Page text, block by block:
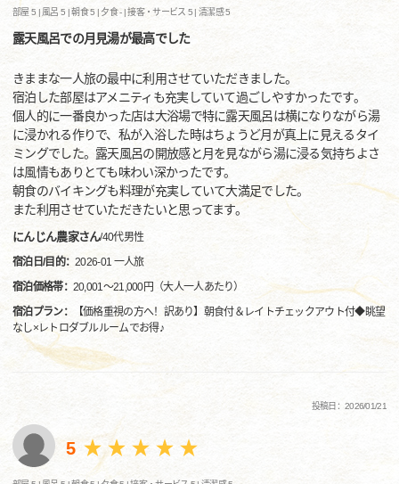
部屋 5 | 風呂 5 |朝食 5 | 夕食 - |接客・サービス 5 |清潔感 5
露天風呂での月見湯が最高でした
きままな一人旅の最中に利用させていただきました。
宿泊した部屋はアメニティも充実していて過ごしやすかったです。
個人的に一番良かった店は大浴場で特に露天風呂は横になりながら湯
に浸かれる作りで、私が入浴した時はちょうど月が真上に見えるタイ
ミングでした。露天風呂の開放感と月を見ながら湯に浸る気持ちよさ
は風情もありとても味わい深かったです。
朝食のバイキングも料理が充実していて大満足でした。
また利用させていただきたいと思ってます。
にんじん農家さん/40代男性
宿泊日/目的：2026-01 一人旅
宿泊価格帯： 20,001～21,000円（大人一人あたり）
宿泊プラン：
【価格重視の方へ！訳あり】朝食付＆レイトチェックアウト付◆眺望
なし×レトロダブルルームでお得♪
投稿日：2026/01/21
5